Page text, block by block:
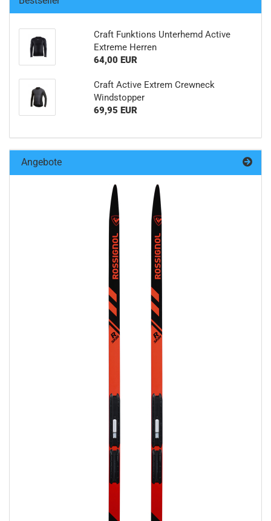
Craft Funktions Unterhemd Active
Extreme Herren
64,00 EUR
Craft Active Extrem Crewneck
Windstopper
69,95 EUR
Angebote